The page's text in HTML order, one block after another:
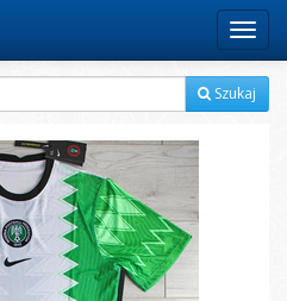
Menu
Szukaj